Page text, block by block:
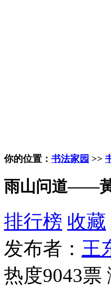
你的位置： 书法家园 >>
雨山问道——黃
排行榜 收藏
发布者： 王
热度9043票